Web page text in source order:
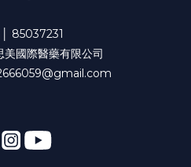
│ 85037231
美國際醫藥有限公司